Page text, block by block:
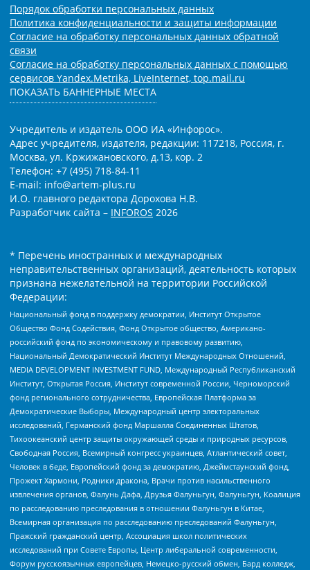
Порядок обработки персональных данных
Политика конфиденциальности и защиты информации
Согласие на обработку персональных данных обратной
связи
Согласие на обработку персональных данных с помощью
сервисов Yandex.Metrika, LiveInternet, top.mail.ru
ПОКАЗАТЬ БАННЕРНЫЕ МЕСТА
Учредитель и издатель ООО ИА «Инфорос».
Адрес учредителя, издателя, редакции: 117218, Россия, г.
Москва, ул. Кржижановского, д.13, кор. 2
Телефон: +7 (495) 718-84-11
E-mail: info@artem-plus.ru
И.О. главного редактора Дорохова Н.В.
Разработчик сайта – INFOROS 2026
* Перечень иностранных и международных
неправительственных организаций, деятельность которых
признана нежелательной на территории Российской
Федерации:
Национальный фонд в поддержку демократии, Институт Открытое
Общество Фонд Содействия, Фонд Открытое общество, Американо-
российский фонд по экономическому и правовому развитию,
Национальный Демократический Институт Международных Отношений,
MEDIA DEVELOPMENT INVESTMENT FUND, Международный Республиканский
Институт, Открытая Россия, Институт современной России, Черноморский
фонд регионального сотрудничества, Европейская Платформа за
Демократические Выборы, Международный центр электоральных
исследований, Германский фонд Маршалла Соединенных Штатов,
Тихоокеанский центр защиты окружающей среды и природных ресурсов,
Свободная Россия, Всемирный конгресс украинцев, Атлантический совет,
Человек в беде, Европейский фонд за демократию, Джеймстаунский фонд,
Прожект Хармони, Родники дракона, Врачи против насильственного
извлечения органов, Фалунь Дафа, Друзья Фалуньгун, Фалуньгун, Коалиция
по расследованию преследования в отношении Фалуньгун в Китае,
Всемирная организация по расследованию преследований Фалуньгун,
Пражский гражданский центр, Ассоциация школ политических
исследований при Совете Европы, Центр либеральной современности,
Форум русскоязычных европейцев, Немецко-русский обмен, Бард колледж,